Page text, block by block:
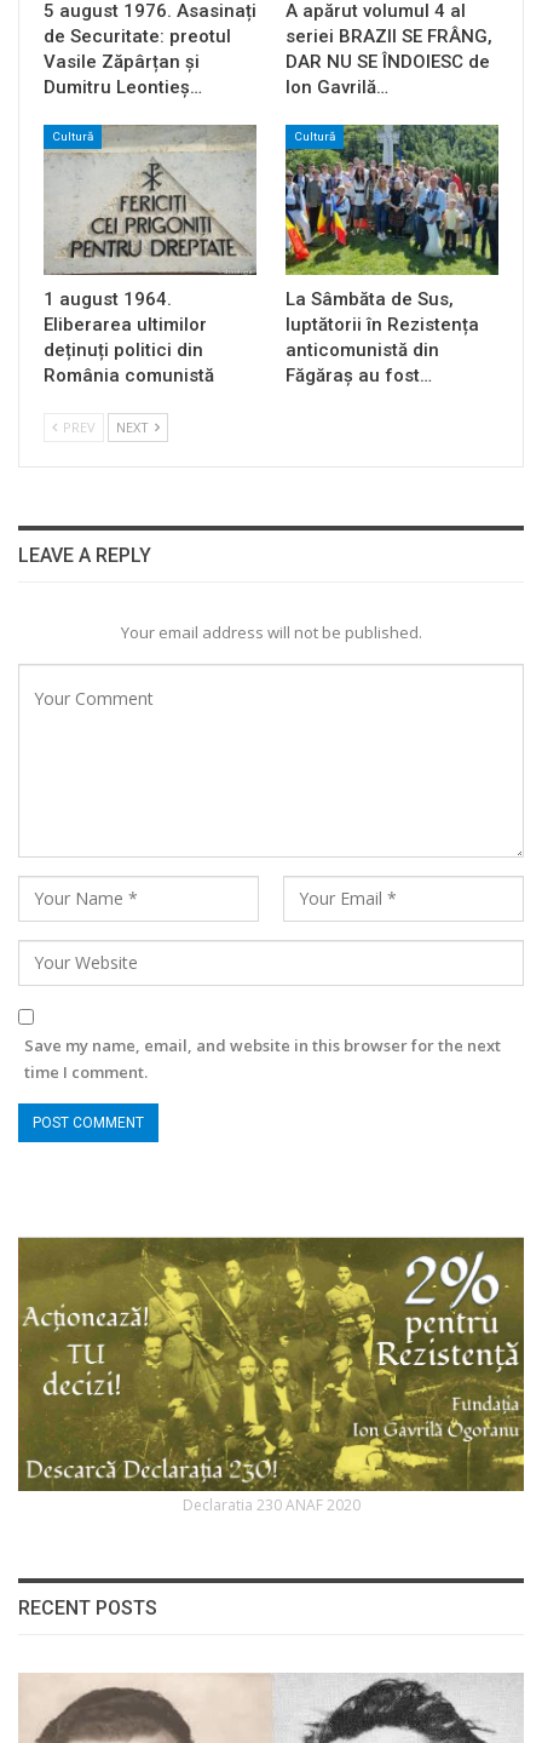
5 august 1976. Asasinați
de Securitate: preotul
Vasile Zăpârțan și
Dumitru Leontieș…
A apărut volumul 4 al
seriei BRAZII SE FRÂNG,
DAR NU SE ÎNDOIESC de
Ion Gavrilă…
Cultură
1 august 1964.
Eliberarea ultimilor
deținuți politici din
România comunistă
Cultură
La Sâmbăta de Sus,
luptătorii în Rezistența
anticomunistă din
Făgăraș au fost…
PREV NEXT
LEAVE A REPLY
Your email address will not be published.
Save my name, email, and website in this browser for the next
time I comment.
Declaratia 230 ANAF 2020
RECENT POSTS